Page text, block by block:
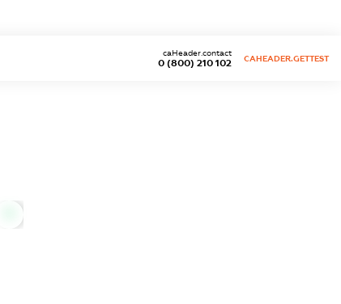
0 (800) 210 102
caHeader.contact
CAHEADER.GETTEST